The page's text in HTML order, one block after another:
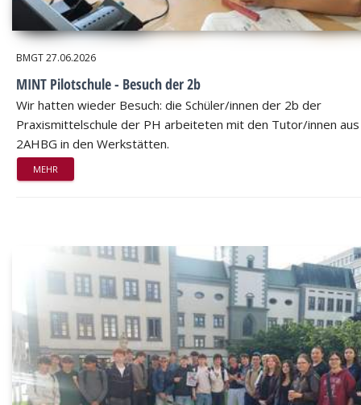
BMGT27.06.2026
MINT Pilotschule - Besuch der 2b
Wir hatten wieder Besuch: die Schüler/innen der 2b der
Praxismittelschule der PH arbeiteten mit den Tutor/innen
2AHBG in den Werkstätten.
MEHR